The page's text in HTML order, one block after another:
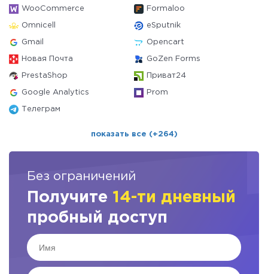
WooCommerce Formaloo
Omnicell eSputnik
Gmail Opencart
Новая Почта GoZen Forms
PrestaShop Приват24
Google Analytics Prom
Телеграм
показать все (+264)
Без ограничений
Получите 14-ти дневный
пробный доступ